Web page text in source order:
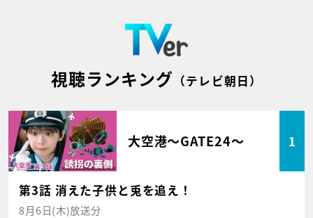
視聴ランキング （テレビ朝日）
大空港～GATE24～ 1
第3話 消えた子供と兎を追え！
8月6日(木)放送分